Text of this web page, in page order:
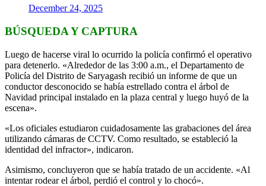
December 24, 2025
BÚSQUEDA Y CAPTURA
Luego de hacerse viral lo ocurrido la policía confirmó el operativo
para detenerlo. «Alrededor de las 3:00 a.m., el Departamento de
Policía del Distrito de Saryagash recibió un informe de que un
conductor desconocido se había estrellado contra el árbol de
Navidad principal instalado en la plaza central y luego huyó de la
escena».
«Los oficiales estudiaron cuidadosamente las grabaciones del área
utilizando cámaras de CCTV. Como resultado, se estableció la
identidad del infractor», indicaron.
Asimismo, concluyeron que se había tratado de un accidente. «Al
intentar rodear el árbol, perdió el control y lo chocó».